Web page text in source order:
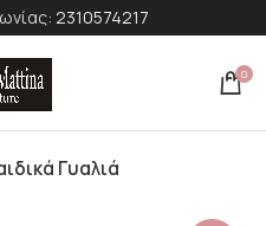
2310574217
0
Γυαλιά